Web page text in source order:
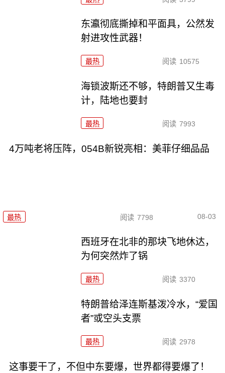
东瀛彻底撕掉和平面具，公然发
射进攻性武器！
最热 阅读 10575
海锁波斯还不够，特朗普又生毒
计，陆地也要封
最热 阅读 7993
4万吨老将压阵，054B新锐亮相：美菲仔细品品
最热 阅读 7798 08-03
西班牙在北非的那块飞地休达，
为何突然炸了锅
最热 阅读 3370
特朗普给泽连斯基泼冷水，“爱国
者”或空头支票
最热 阅读 2978
这事要干了，不但中东要爆，世界都得要爆了！